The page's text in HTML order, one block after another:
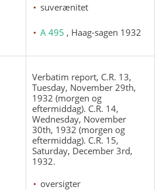
suverænitet
A 495 , Haag-sagen 1932
Verbatim report, C.R. 13,
Tuesday, November 29th,
1932 (morgen og
eftermiddag). C.R. 14,
Wednesday, November
30th, 1932 (morgen og
eftermiddag). C.R. 15,
Saturday, December 3rd,
1932.
oversigter